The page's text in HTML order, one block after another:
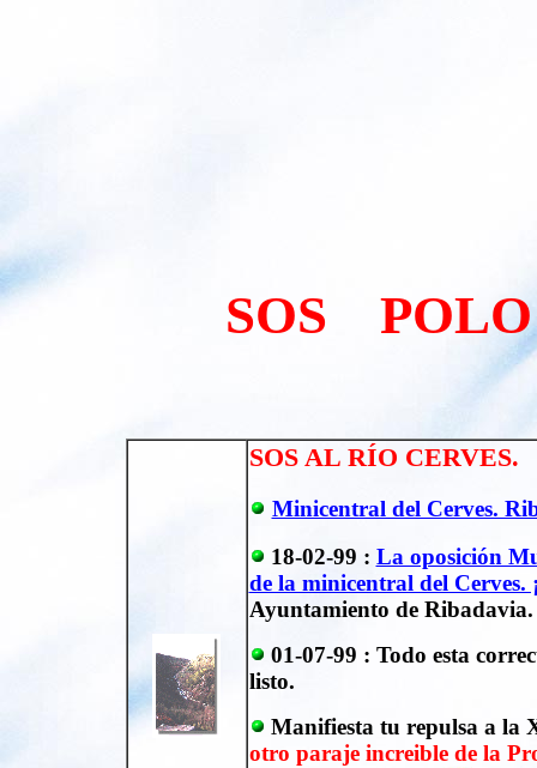
SOS
SOS AL RÍO CERVES.
Minicentral del Cerves.
18-02-99 : La oposición
de la minicentral del Cerves.
Ayuntamiento de Ribadavia.
01-07-99 : Todo esta
listo.
Manifiesta tu repulsa a la
otro paraje increible de la